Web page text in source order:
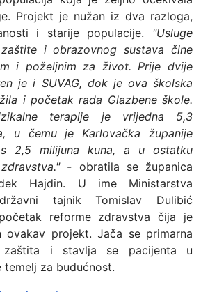
Projekt je nužan iz dva razloga,
i starije populacije. "Usluge
i obrazovnog sustava čine
i poželjnim za život. Prije dvije
je i SUVAG, dok je ova školska
i početak rada Glazbene škole.
terapije je vrijedna 5,3
u čemu je Karlovačka županije
s 2,5 milijuna kuna, a u ostatku
- obratila se županica
Hajdin. U ime Ministarstva
tajnik Tomislav Dulibić
reforme zdravstva čija je
ovakav projekt. Jača se primarna
zaštita i stavlja se pacijenta u
temelj za budućnost.